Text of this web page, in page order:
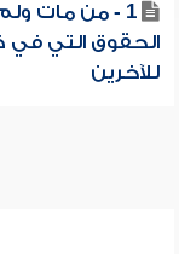
1 - من مات
الحقوق التي في
للآخرين